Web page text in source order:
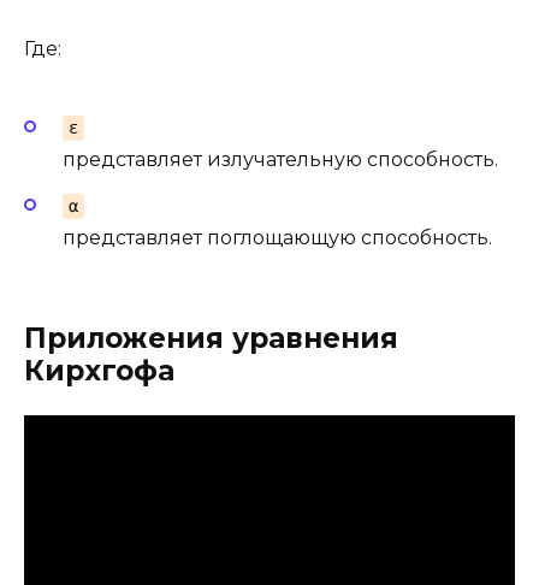
Где:
ε
представляет излучательную способность.
α
представляет поглощающую способность.
Приложения уравнения
Кирхгофа